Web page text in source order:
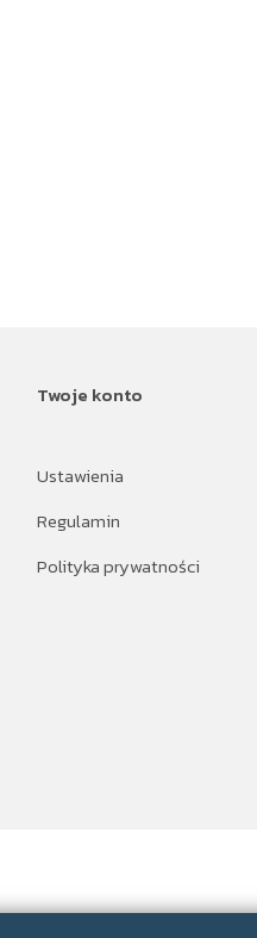
Twoje konto
Ustawienia
Regulamin
Polityka prywatności